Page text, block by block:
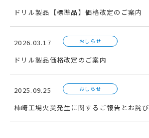
ドリル製品【標準品】価格改定のご案内
2026.03.17 おしらせ
ドリル製品価格改定のご案内
2025.09.25 おしらせ
柿崎工場火災発生に関するご報告とお詫び